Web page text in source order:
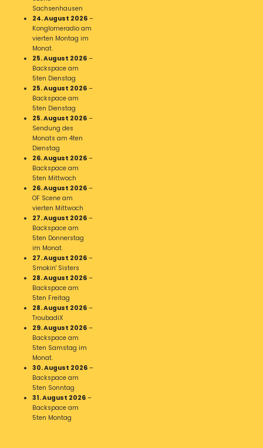
Sachsenhausen
24. August 2026 –
Konglomeradio am
vierten Montag im
Monat.
25. August 2026 –
Backspace am
5ten Dienstag
25. August 2026 –
Backspace am
5ten Dienstag
25. August 2026 –
Sendung des
Monats am 4ten
Dienstag
26. August 2026 –
Backspace am
5ten Mittwoch
26. August 2026 –
OF Scene am
vierten Mittwoch
27. August 2026 –
Backspace am
5ten Donnerstag
im Monat.
27. August 2026 –
Smokin' Sisters
28. August 2026 –
Backspace am
5ten Freitag
28. August 2026 –
TroubadiX
29. August 2026 –
Backspace am
5ten Samstag im
Monat.
30. August 2026 –
Backspace am
5ten Sonntag
31. August 2026 –
Backspace am
5ten Montag